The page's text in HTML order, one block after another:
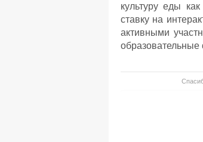
культуру еды
ставку на
активными
образовательные